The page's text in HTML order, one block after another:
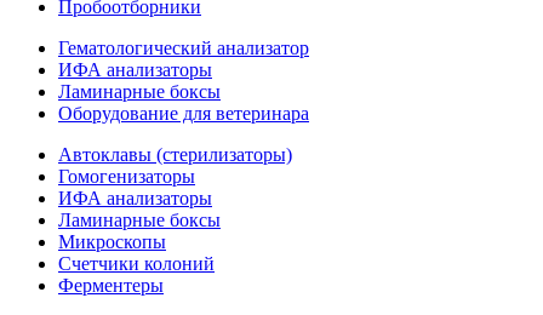
Пробоотборники
Гематологический анализатор
ИФА анализаторы
Ламинарные боксы
Оборудование для ветеринара
Автоклавы (стерилизаторы)
Гомогенизаторы
ИФА анализаторы
Ламинарные боксы
Микроскопы
Счетчики колоний
Ферментеры